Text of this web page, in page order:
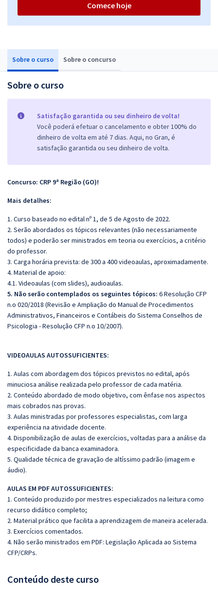
Sobre o curso Sobre o concurso
Sobre o curso
Satisfação garantida ou seu dinheiro de volta!
Você poderá efetuar o cancelamento e obter 100% do
dinheiro de volta em até 7 dias. Aqui, no Gran, é
satisfação garantida ou seu dinheiro de volta.
Concurso: CRP 9ª Região (GO)!
Mais detalhes:
1. Curso baseado no edital nº 1, de 5 de Agosto de 2022.
2. Serão abordados os tópicos relevantes (não necessariamente
todos) e poderão ser ministrados em teoria ou exercícios, a critério
do professor.
3. Carga horária prevista: de 300 a 400 videoaulas, aproximadamente.
4. Material de apoio:
4.1. Videoaulas (com slides), audioaulas.
5. Não serão contemplados os seguintes tópicos: 6 Resolução CFP
n.o 020/2018 (Revisão e Ampliação do Manual de Procedimentos
Administrativos, Financeiros e Contábeis do Sistema Conselhos de
Psicologia - Resolução CFP n.o 10/2007).
VIDEOAULAS AUTOSSUFICIENTES:
1. Aulas com abordagem dos tópicos previstos no edital, após
minuciosa análise realizada pelo professor de cada matéria.
2. Conteúdo abordado de modo objetivo, com ênfase nos aspectos
mais cobrados nas provas.
3. Aulas ministradas por professores especialistas, com larga
experiência na atividade docente.
4. Disponibilização de aulas de exercícios, voltadas para a análise da
especificidade da banca examinadora.
5. Qualidade técnica de gravação de altíssimo padrão (imagem e
áudio).
AULAS EM PDF AUTOSSUFICIENTES:
1. Conteúdo produzido por mestres especializados na leitura como
recurso didático completo;
2. Material prático que facilita a aprendizagem de maneira acelerada.
3. Exercícios comentados.
4. Não serão ministrados em PDF: Legislação Aplicada ao Sistema
CFP/CRPs.
Conteúdo deste curso
Comece hoje